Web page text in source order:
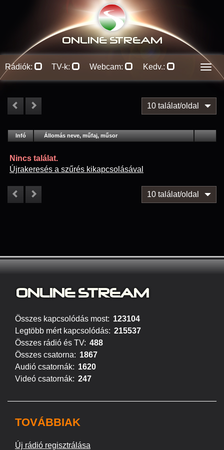
ONLINE STREAM
Rádiók: TV-k: Webcam: Kedv.:
10 találat/oldal
Infó Lejátszás
Állomás neve, műfaj, műsor
Nincs találat.
Újrakeresés a szűrés kikapcsolásával
10 találat/oldal
ONLINE STREAM
Összes kapcsolódás most: 123104
Legtöbb mért kapcsolódás: 215537
Összes rádió és TV: 488
Összes csatorna: 1867
Audió csatornák: 1620
Videó csatornák: 247
TOVÁBBIAK
Új rádió regisztrálása